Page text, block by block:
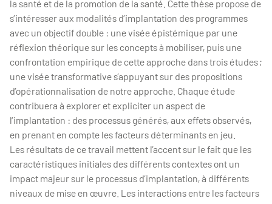
la santé et de la promotion de la santé. Cette thèse propose de
s’intéresser aux modalités d’implantation des programmes
avec un objectif double : une visée épistémique par une
réflexion théorique sur les concepts à mobiliser, puis une
confrontation empirique de cette approche dans trois études ;
une visée transformative s’appuyant sur des propositions
d’opérationnalisation de notre approche. Chaque étude
contribuera à explorer et expliciter un aspect de
l’implantation : des processus générés, aux effets observés,
en prenant en compte les facteurs déterminants en jeu.
Les résultats de ce travail mettent l’accent sur le fait que les
caractéristiques initiales des différents contextes ont un
impact majeur sur le processus d’implantation, à différents
niveaux de mise en œuvre. Les interactions entre les facteurs